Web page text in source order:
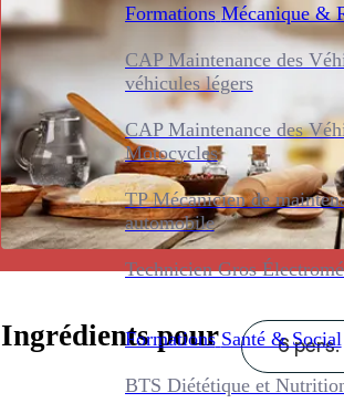
Formations Mécanique &
CAP Maintenance des
véhicules légers
CAP Maintenance des
Motocycles
TP Mécanicien de
automobile
Technicien Gros
Formations Santé & Social
BTS Diététique et
Ingrédients pour 6 pers.